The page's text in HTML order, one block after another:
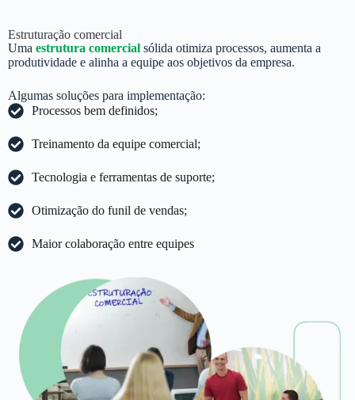
Estruturação comercial
Uma estrutura comercial sólida otimiza processos, aumenta a
produtividade e alinha a equipe aos objetivos da empresa.
Algumas soluções para implementação:
Processos bem definidos;
Treinamento da equipe comercial;
Tecnologia e ferramentas de suporte;
Otimização do funil de vendas;
Maior colaboração entre equipes